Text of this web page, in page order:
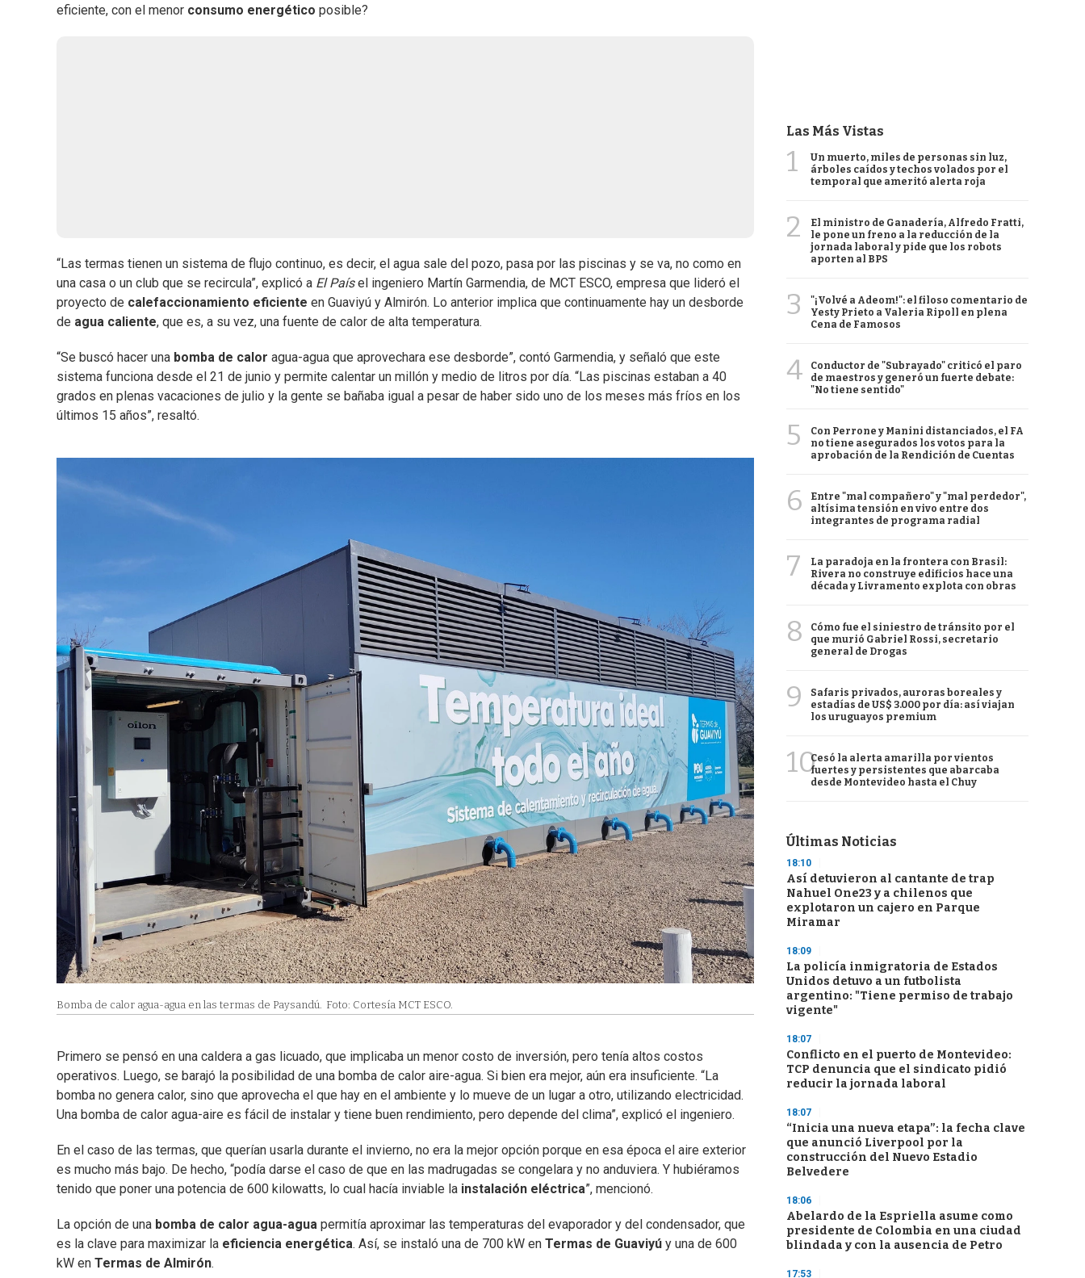
eficiente, con el menor consumo energético posible?
“Las termas tienen un sistema de flujo continuo, es decir, el agua sale del pozo, pasa por las piscinas y se va, no como en
una casa o un club que se recircula”, explicó a El Paísel ingeniero Martín Garmendia, de MCT ESCO, empresa que lideró el
proyecto de calefaccionamiento eficiente en Guaviyú y Almirón. Lo anterior implica que continuamente hay un desborde
de agua caliente, que es, a su vez, una fuente de calor de alta temperatura.
“Se buscó hacer una bomba de calor agua-agua que aprovechara ese desborde”, contó Garmendia, y señaló que este
sistema funciona desde el 21 de junio y permite calentar un millón y medio de litros por día. “Las piscinas estaban a 40
grados en plenas vacaciones de julio y la gente se bañaba igual a pesar de haber sido uno de los meses más fríos en los
últimos 15 años”, resaltó.
Bomba de calor agua-agua en las termas de Paysandú. Foto: Cortesía MCT ESCO.
Primero se pensó en una caldera a gas licuado, que implicaba un menor costo de inversión, pero tenía altos costos
operativos. Luego, se barajó la posibilidad de una bomba de calor aire-agua. Si bien era mejor, aún era insuficiente. “La
bomba no genera calor, sino que aprovecha el que hay en el ambiente y lo mueve de un lugar a otro, utilizando electricidad.
Una bomba de calor agua-aire es fácil de instalar y tiene buen rendimiento, pero depende del clima”, explicó el ingeniero.
En el caso de las termas, que querían usarla durante el invierno, no era la mejor opción porque en esa época el aire exterior
es mucho más bajo. De hecho, “podía darse el caso de que en las madrugadas se congelara y no anduviera. Y hubiéramos
tenido que poner una potencia de 600 kilowatts, lo cual hacía inviable la instalación eléctrica”, mencionó.
La opción de una bomba de calor agua-agua permitía aproximar las temperaturas del evaporador y del condensador, que
es la clave para maximizar la eficiencia energética. Así, se instaló una de 700 kW en Termas de Guaviyú y una de 600
kW en Termas de Almirón.
Las Más Vistas
1
Un muerto, miles de personas sin luz,
árboles caídos y techos volados por el
temporal que ameritó alerta roja
2
El ministro de Ganadería, Alfredo Fratti,
le pone un freno a la reducción de la
jornada laboral y pide que los robots
aporten al BPS
3
"¡Volvé a Adeom!": el filoso comentario de
Yesty Prieto a Valeria Ripoll en plena
Cena de Famosos
4
Conductor de "Subrayado" criticó el paro
de maestros y generó un fuerte debate:
"No tiene sentido"
5
Con Perrone y Manini distanciados, el FA
no tiene asegurados los votos para la
aprobación de la Rendición de Cuentas
6
Entre "mal compañero" y "mal perdedor",
altísima tensión en vivo entre dos
integrantes de programa radial
7
La paradoja en la frontera con Brasil:
Rivera no construye edificios hace una
década y Livramento explota con obras
8
Cómo fue el siniestro de tránsito por el
que murió Gabriel Rossi, secretario
general de Drogas
9
Safaris privados, auroras boreales y
estadías de US$ 3.000 por día: así viajan
los uruguayos premium
10Cesó la alerta amarilla por vientos
fuertes y persistentes que abarcaba
desde Montevideo hasta el Chuy
Últimas Noticias
18:10
Así detuvieron al cantante de trap
Nahuel One23 y a chilenos que
explotaron un cajero en Parque
Miramar
18:09
La policía inmigratoria de Estados
Unidos detuvo a un futbolista
argentino: "Tiene permiso de trabajo
vigente"
18:07
Conflicto en el puerto de Montevideo:
TCP denuncia que el sindicato pidió
reducir la jornada laboral
18:07
“Inicia una nueva etapa”: la fecha clave
que anunció Liverpool por la
construcción del Nuevo Estadio
Belvedere
18:06
Abelardo de la Espriella asume como
presidente de Colombia en una ciudad
blindada y con la ausencia de Petro
17:53